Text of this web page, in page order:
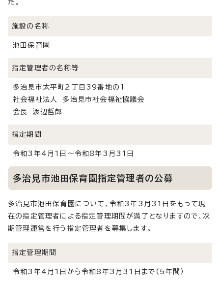
た。
施設の名称
池田保育園
指定管理者の名称等
多治見市太平町2丁目39番地の1
社会福祉法人 多治見市社会福祉協議会
会長 渡辺哲郎
指定期間
令和3年4月1日～令和8年3月31日
多治見市池田保育園指定管理者の公募
多治見市池田保育園について、令和3年3月31日をもって現
在の指定管理者による指定管理期間が満了となりますので、次
期管理運営を行う指定管理者を募集します。
指定管理期間
令和3年4月1日から令和8年3月31日まで（5年間）